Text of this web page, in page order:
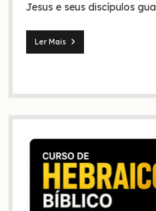
Jesus e seus discípulos
Ler Mais
Jesus
sábado?